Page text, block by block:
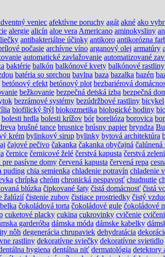
veniec afektívne poruchy agát akné ako
alergie alicín aloe vera Americano aminokysliny
antibakteriálne účinky antikoro antikorózna
počasie archívne víno arganový olej armatúry
automatické zavlažovanie automatizované
baktérie balkón balkónové kvety balkónové rastliny
batéria so sprchou bavlna baza bazalka bazén
betónový efekt betónový plot bezbariérová
bežkovanie bezpečná detská izba bezpečná
bezrámové systémy bezúdržbové rastliny bicykel
biofilický štýl biokozmetika biologické hodiny
bolesti hrdla bolesti krížov bór borelióza borovica
brušné tance brusnice brúsny papier bryndza
krém bylinkový sirup bylinky bytová architektúra
čajové pečivo čakanka čakanka obyčajná čalúnená
černice černicové želé čerstvá kapusta čerstvá
pasívne domy červená kapusta červená repa
puding chia semienka chladenie potravín chladenie
chrípka chróm chronická nespavosť chudnutie
blúzka čipkované šaty čistá domácnosť čistá
žalúzií čistenie zubov čistiace prostriedky čistý
čokoládová torta čokoládové gule čokoládové
cuketové placky cukina cukrovinky cvičenie
garderóba dámska móda dámske kabelky
nôh degenerácia chrupaviek dehydratácia
rastliny dekoratívne sviečky dekoratívne svietidlo
hygiena dentálna niť dermatológia detektory